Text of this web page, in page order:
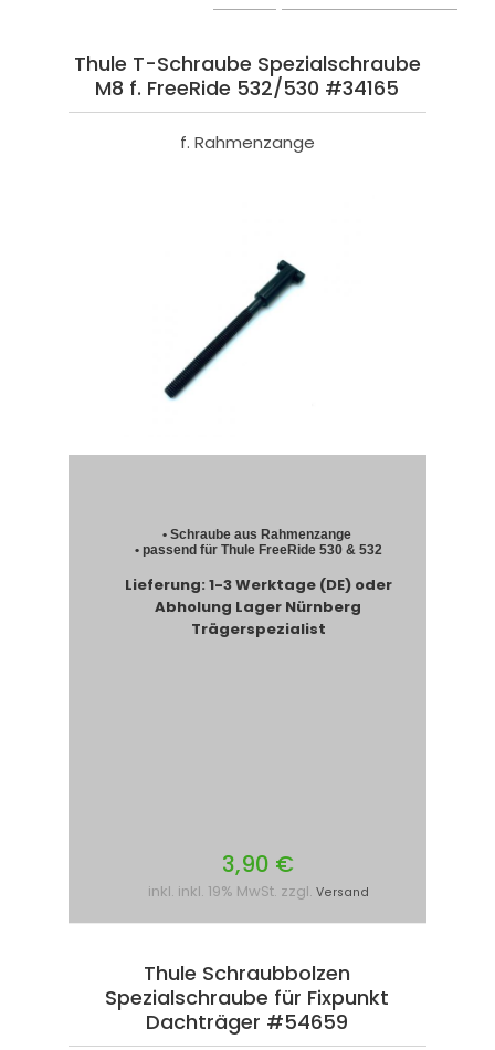
Thule T-Schraube Spezialschraube
M8 f. FreeRide 532/530 #34165
f. Rahmenzange
• Schraube aus Rahmenzange
• passend für Thule FreeRide 530 & 532
Lieferung: 1-3 Werktage (DE) oder
Abholung Lager Nürnberg
Trägerspezialist
3,90 €
inkl. inkl. 19% MwSt. zzgl. Versand
Thule Schraubbolzen
Spezialschraube für Fixpunkt
Dachträger #54659